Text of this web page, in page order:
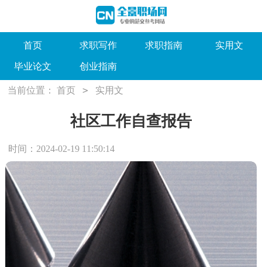
首页 求职写作 求职指南 实用文
毕业论文 创业指南
当前位置： 首页 > 实用文
社区工作自查报告
时间：2024-02-19 11:50:14